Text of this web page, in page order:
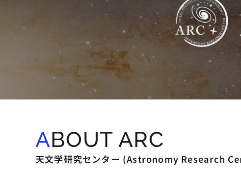
ABOUT ARC
天文学研究センター (Astronomy Research